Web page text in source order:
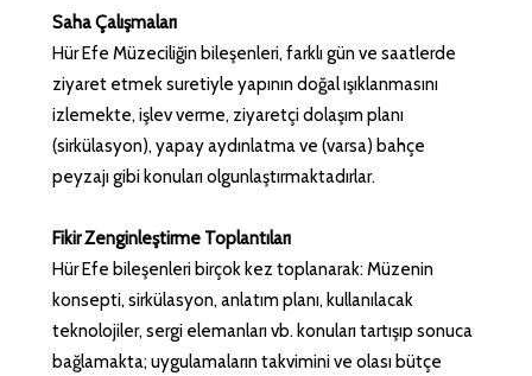
Saha Çalışmaları
Hür Efe Müzeciliğin bileşenleri, farklı gün ve saatlerde
ziyaret etmek suretiyle yapının doğal ışıklanmasını
izlemekte, işlev verme, ziyaretçi dolaşım planı
(sirkülasyon), yapay aydınlatma ve (varsa) bahçe
peyzajı gibi konuları olgunlaştırmaktadırlar.
Fikir Zenginleştirme Toplantıları
Hür Efe bileşenleri birçok kez toplanarak: Müzenin
konsepti, sirkülasyon, anlatım planı, kullanılacak
teknolojiler, sergi elemanları vb. konuları tartışıp sonuca
bağlamakta; uygulamaların takvimini ve olası bütçe